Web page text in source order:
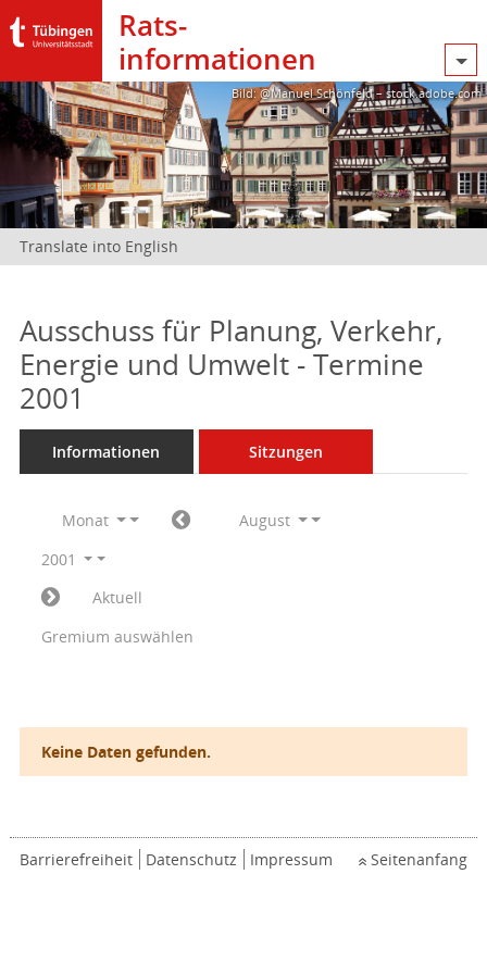
Rats­
informationen
Bild: @Manuel Schönfeld – stock.adobe.com
Translate into English
Ausschuss für Planung, Verkehr,
Energie und Umwelt - Termine
2001
Informationen Sitzungen
Monat
August
2001
Aktuell
Gremium auswählen
Keine Daten gefunden.
Barrierefreiheit Datenschutz Impressum Seitenanfang